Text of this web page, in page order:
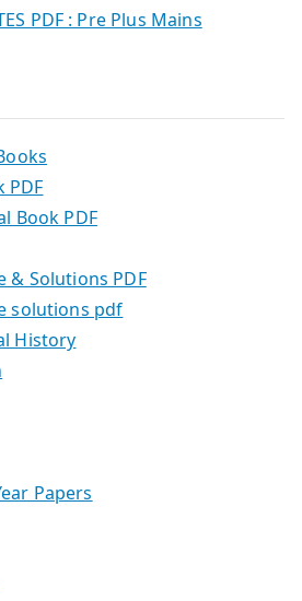
PDF : Pre Plus Mains
PDF
Book PDF
& Solutions PDF
solutions pdf
History
Papers